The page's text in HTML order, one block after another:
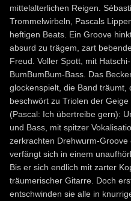
mittelalterlichen Reigen.
Trommelwirbeln, Pascals
heftigen Beats. Ein Groove
absurd zu trägem, zart
Freud. Voller Spott, mit
BumBum­Bum-Bass. Das
glockenspielt, die Band träumt,
beschwört zu Triolen der
(Pascal: Ich übertreibe gern):
und Bass, mit spitzer
zerkrachten Drehwurm-
verfängt sich in einem
Bis er sich endlich mit zarter
träumerischer Gitarre. Doch
entschwinden sie alle in